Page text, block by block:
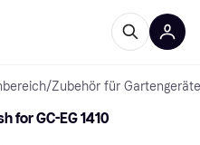
/Zubehör für Gartengeräte
for GC-EG 1410